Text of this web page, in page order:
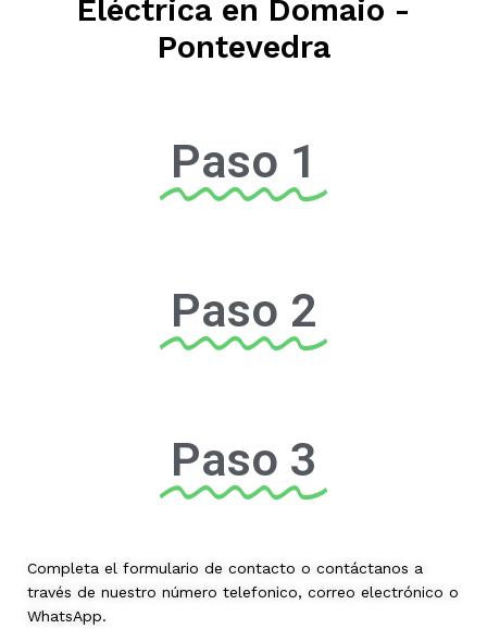
Eléctrica en Domaio -
Pontevedra
Paso 1
Paso 2
Paso 3
Completa el formulario de contacto o contáctanos a
través de nuestro número telefonico, correo electrónico o
WhatsApp.